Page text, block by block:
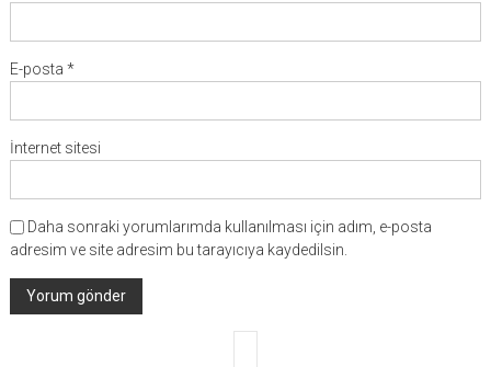
E-posta *
İnternet sitesi
Daha sonraki yorumlarımda kullanılması için adım, e-posta
adresim ve site adresim bu tarayıcıya kaydedilsin.